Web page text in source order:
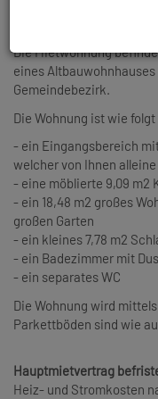
Die Mietwohnung
eines
Gemeindebezirk.
Die Wohnung ist wie
- ein Eingangsbereich
welcher von Ihnen
- eine möblierte 9,09 m2
- ein 18,48 m2 großes
großen Garten
- ein kleines 7,78 m2
- ein Badezimmer mit
- ein separates WC
Die Wohnung wird
Parkettböden sind wie
Hauptmietvertrag
Heiz- und Stromkosten